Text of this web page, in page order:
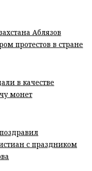
Аблязов
протестов в стране
в качестве
монет
с праздником